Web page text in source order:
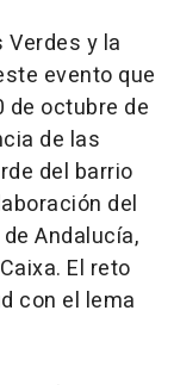
y la
evento que
de octubre de
de las
del barrio
del
Andalucía,
El reto
con el lema